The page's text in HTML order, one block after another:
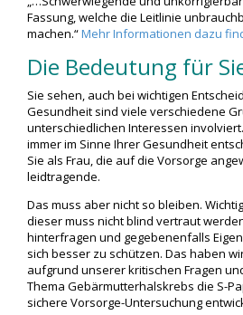
Fassung, welche die Leitlinie
machen.“Mehr Informationen dazu
Die Bedeutung für
Sie sehen, auch bei wichtigen
Gesundheit sind viele verschiedene
unterschiedlichen Interessen
immer im Sinne Ihrer Gesundheit
Sie als Frau, die auf die Vorsorge
leidtragende.
Das muss aber nicht so bleiben.
dieser muss nicht blind vertraut
hinterfragen und gegebenenfalls
sich besser zu schützen. Das haben
aufgrund unserer kritischen Fragen
Thema Gebärmutterhalskrebs die S-
sichere Vorsorge-Untersuchung